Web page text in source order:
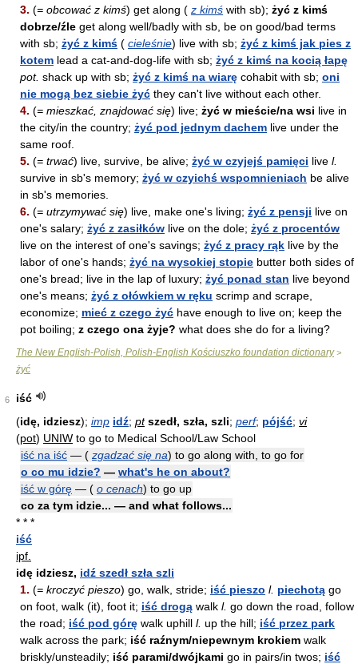
3. (= obcować z kimś) get along ( z kimś with sb); żyć z kimś
dobrze/źle get along well/badly with sb, be on good/bad terms
with sb; żyć z kimś ( cieleśnie) live with sb; żyć z kimś jak pies z
kotem lead a cat-and-dog-life with sb; żyć z kimś na kocią łapę
pot. shack up with sb; żyć z kimś na wiarę cohabit with sb; oni
nie mogą bez siebie żyć they can't live without each other.
4. (= mieszkać, znajdować się) live; żyć w mieście/na wsi live in
the city/in the country; żyć pod jednym dachem live under the
same roof.
5. (= trwać) live, survive, be alive; żyć w czyjejś pamięci live l.
survive in sb's memory; żyć w czyichś wspomnieniach be alive
in sb's memories.
6. (= utrzymywać się) live, make one's living; żyć z pensji live on
one's salary; żyć z zasiłków live on the dole; żyć z procentów
live on the interest of one's savings; żyć z pracy rąk live by the
labor of one's hands; żyć na wysokiej stopie butter both sides of
one's bread; live in the lap of luxury; żyć ponad stan live beyond
one's means; żyć z ołówkiem w ręku scrimp and scrape,
economize; mieć z czego żyć have enough to live on; keep the
pot boiling; z czego ona żyje? what does she do for a living?
The New English-Polish, Polish-English Kościuszko foundation dictionary>
żyć
6
iść
(idę, idziesz); imp idź; pt szedł, szła, szli; perf; pójść; vi
(pot) UNIW to go to Medical School/Law School
iść na iść — ( zgadzać się na) to go along with, to go for
o co mu idzie? — what's he on about?
iść w górę — ( o cenach) to go up
co za tym idzie... — and what follows...
* * *
iść
ipf.
idę idziesz, idź szedł szła szli
1. (= kroczyć pieszo) go, walk, stride; iść pieszo l. piechotą go
on foot, walk (it), foot it; iść drogą walk l. go down the road, follow
the road; iść pod górę walk uphill l. up the hill; iść przez park
walk across the park; iść raźnym/niepewnym krokiem walk
briskly/unsteadily; iść parami/dwójkami go in pairs/in twos; iść